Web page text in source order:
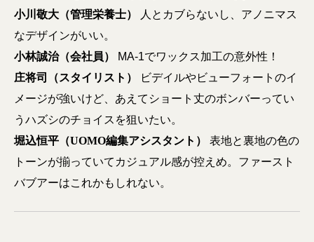
小川敬大（管理栄養士）
人とカブらないし、アノニマス
なデザインがいい。
小林誠治（会社員）
MA-1でワックス加工の意外性！
庄将司（スタイリスト）
ビデイルやビューフォートのイ
メージが強いけど、あえてショート丈のボンバーってい
うハズシのチョイスを狙いたい。
堀込恒平（UOMO編集アシスタント）
表地と裏地の色の
トーンが揃っていてカジュアル感が控えめ。ファースト
バブアーはこれかもしれない。